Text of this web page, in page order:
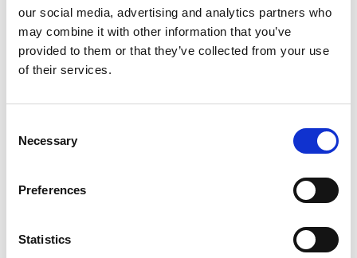
our social media, advertising and analytics partners who
may combine it with other information that you’ve
provided to them or that they’ve collected from your use
of their services.
Selection
Necessary
Preferences
Statistics
In deze les ontdek je welke tools er bestaan
je welke tool je de volgende keer bij een